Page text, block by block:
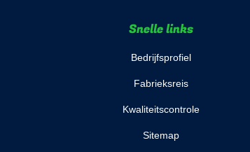
Snelle links
Bedrijfsprofiel
Fabrieksreis
Kwaliteitscontrole
Sitemap